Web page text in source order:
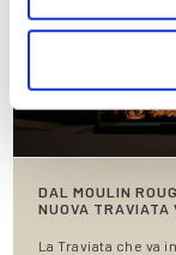
DAL MOULIN
NUOVA TRAVIATA
La Traviata che va